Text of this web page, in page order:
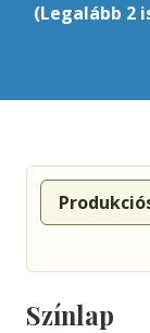
(Legalább 2
Színlap